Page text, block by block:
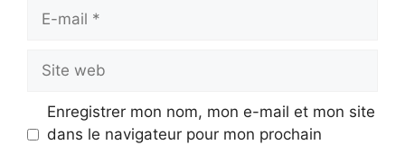
Site
web
Enregistrer mon nom, mon e-mail et mon site
dans le navigateur pour mon prochain